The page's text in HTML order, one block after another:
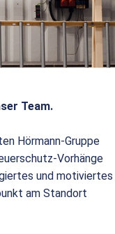
Team.
Hörmann-Gruppe
Vorhänge
und motiviertes
am Standort